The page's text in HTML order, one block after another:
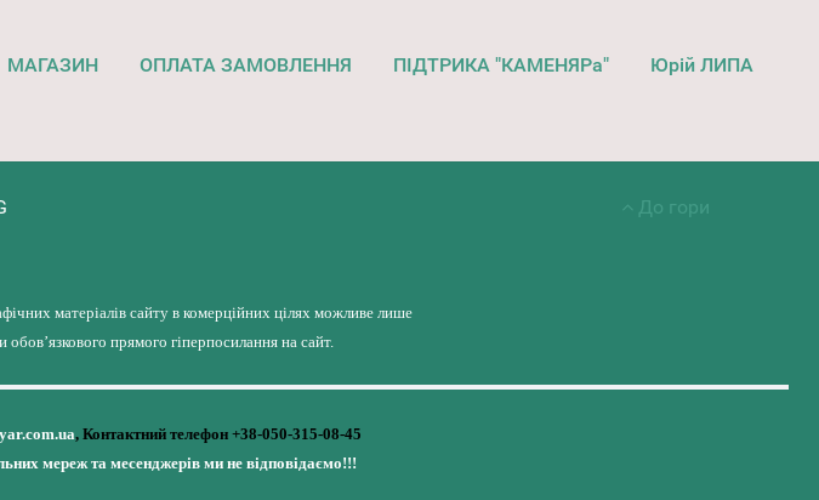
МАГАЗИН ОПЛАТА ЗАМОВЛЕННЯ ПІДТРИКА "КАМЕНЯРа" Юрій ЛИПА
До гори
матеріалів сайту в комерційних цілях можливе лише
прямого гіперпосилання на сайт.
, Контактний телефон +38-050-315-08-45
мереж та месенджерів ми не відповідаємо!!!